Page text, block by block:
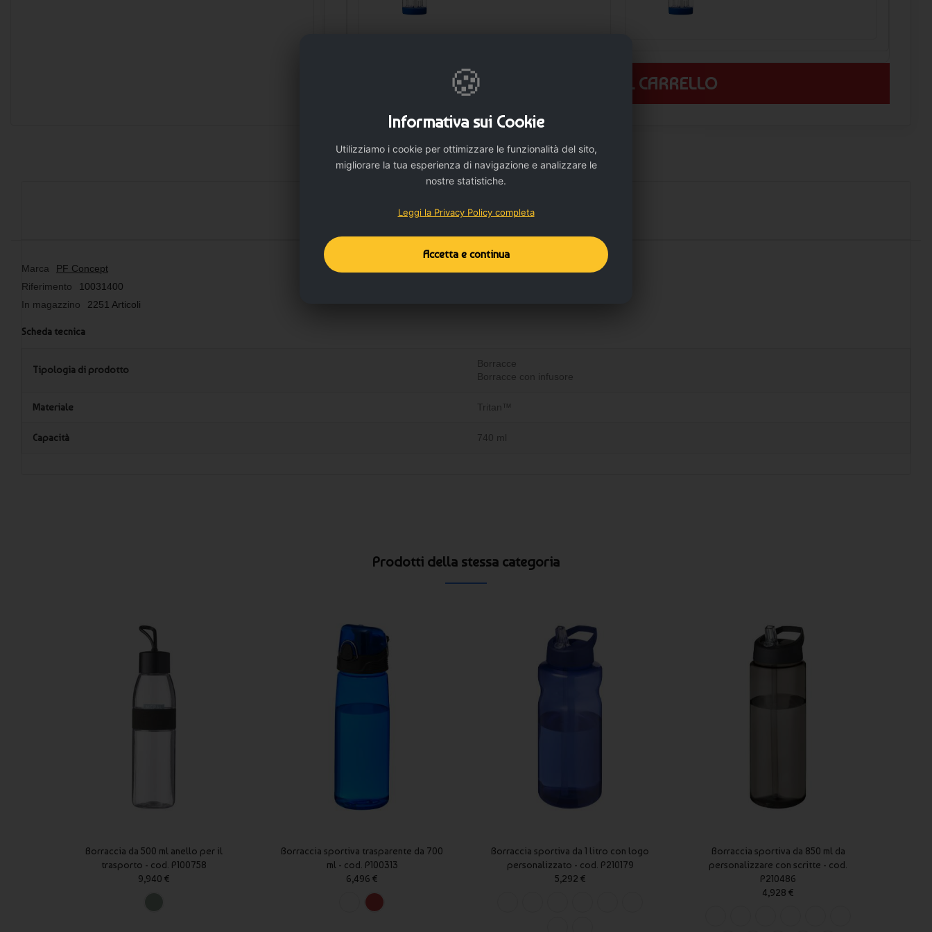
🛒 AGGIUNGI AL CARRELLO
Marca
PF Concept
Riferimento
10031400
In magazzino
2251 Articoli
Scheda tecnica
Tipologia di prodotto
Borracce
Borracce con infusore
Materiale Tritan™
Capacità 740 ml
Prodotti della stessa categoria
Borraccia da 500 ml anello per il
trasporto - cod. P100758
9,940 €
Borraccia sportiva trasparente da 700
ml - cod. P100313
6,496 €
Borraccia sportiva da 1 litro con logo
personalizzato - cod. P210179
5,292 €
Borraccia sportiva da 850 ml da
personalizzare con scritte - cod.
P210486
4,928 €
🍪
Informativa sui Cookie
Utilizziamo i cookie per ottimizzare le funzionalità del sito,
migliorare la tua esperienza di navigazione e analizzare le
nostre statistiche.
Leggi la Privacy Policy completa
Accetta e continua